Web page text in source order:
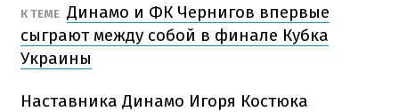
К ТЕМЕ Динамо и ФК Чернигов впервые
сыграют между собой в финале Кубка
Украины
Наставника Динамо Игоря Костюка